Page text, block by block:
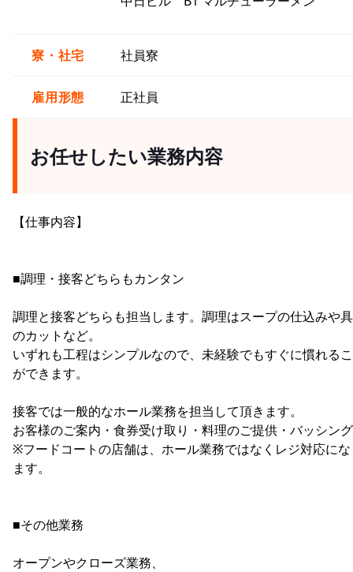
寮・社宅 社員寮
雇用形態 正社員
お任せしたい業務内容
【仕事内容】
■調理・接客どちらもカンタン
調理と接客どちらも担当します。調理はスープの仕込みや
のカットなど。
いずれも工程はシンプルなので、未経験でもすぐに慣れる
ができます。
接客では一般的なホール業務を担当して頂きます。
お客様のご案内・食券受け取り・料理のご提供・バッシン
※フードコートの店舗は、ホール業務ではなくレジ対応に
ます。
■その他業務
オープンやクローズ業務、